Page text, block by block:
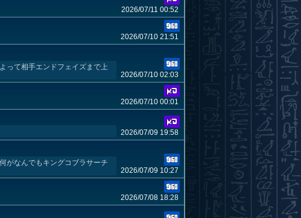
2026/07/11 00:52
2026/07/10 21:51
って相手エンドフェイズまで上
2026/07/10 02:03
2026/07/10 00:01
2026/07/09 19:58
がなんでもキングコブラサーチ
2026/07/09 10:27
2026/07/08 18:28